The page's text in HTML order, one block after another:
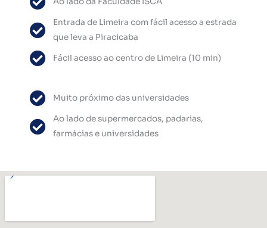
Entrada de Limeira com fácil acesso a estrada
que leva a Piracicaba
Fácil acesso ao centro de Limeira (10 min)
Muito próximo das universidades
Ao lado de supermercados, padarias,
farmácias e universidades